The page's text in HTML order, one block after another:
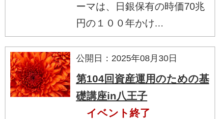
ーマは、日銀保有の時価70兆
円の１００年かけ...
公開日：2025年08月30日
第104回資産運用のための基
礎講座in八王子
イベント終了